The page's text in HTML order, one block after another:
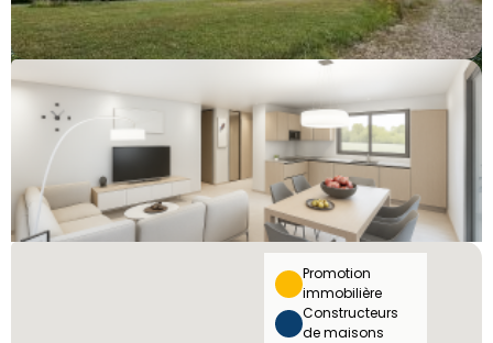
Promotion
immobilière
Constructeurs
de maisons
Pusey267 500 €